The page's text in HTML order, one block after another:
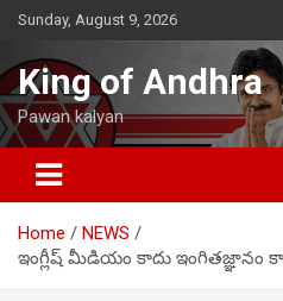
Skip
content
Sunday, August 9, 2026
King of Andhra
Pawan kalyan
Home
NEWS
ఇంగ్లీష్ మీడియం కాదు